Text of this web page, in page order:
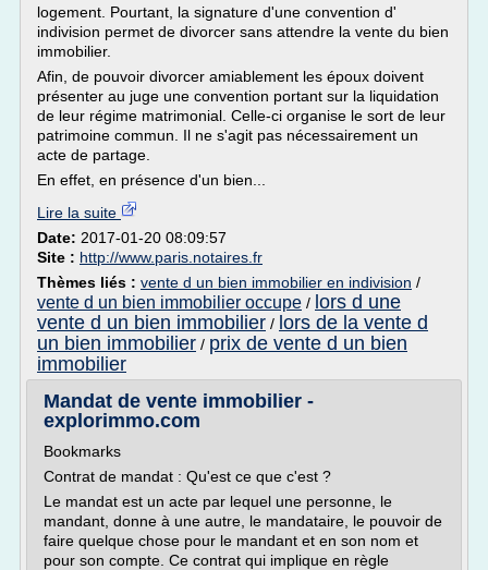
logement. Pourtant, la signature d'une convention d'
indivision permet de divorcer sans attendre la vente du bien
immobilier.
Afin, de pouvoir divorcer amiablement les époux doivent
présenter au juge une convention portant sur la liquidation
de leur régime matrimonial. Celle-ci organise le sort de leur
patrimoine commun. Il ne s'agit pas nécessairement un
acte de partage.
En effet, en présence d'un bien...
Lire la suite
Date: 2017-01-20 08:09:57
Site : http://www.paris.notaires.fr
Thèmes liés : vente d un bien immobilier en indivision /
vente d un bien immobilier occupe / lors d une
vente d un bien immobilier / lors de la vente d
un bien immobilier / prix de vente d un bien
immobilier
Mandat de vente immobilier -
explorimmo.com
Bookmarks
Contrat de mandat : Qu'est ce que c'est ?
Le mandat est un acte par lequel une personne, le
mandant, donne à une autre, le mandataire, le pouvoir de
faire quelque chose pour le mandant et en son nom et
pour son compte. Ce contrat qui implique en règle